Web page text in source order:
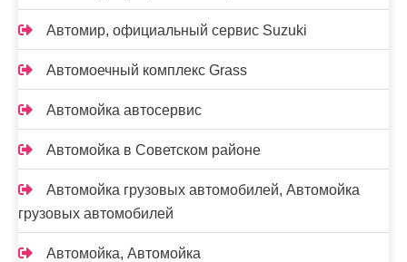
Автомир, официальный сервис Suzuki
Автомоечный комплекс Grass
Автомойка автосервис
Автомойка в Советском районе
Автомойка грузовых автомобилей, Автомойка
грузовых автомобилей
Автомойка, Автомойка